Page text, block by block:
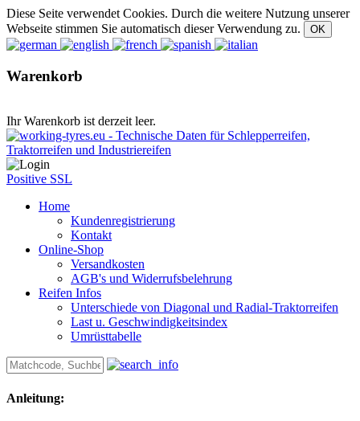
Diese Seite verwendet Cookies. Durch die weitere Nutzung unserer
Webseite stimmen Sie automatisch dieser Verwendung zu.
Warenkorb
Ihr Warenkorb ist derzeit leer.
Positive SSL
Home
Kundenregistrierung
Kontakt
Online-Shop
Versandkosten
AGB's und Widerrufsbelehrung
Reifen Infos
Unterschiede von Diagonal und Radial-Traktorreifen
Last u. Geschwindigkeitsindex
Umrüsttabelle
Anleitung: